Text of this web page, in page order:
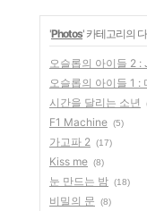
'Photos' 카테고리의
오슬롭의 아이들 2 :
오슬롭의 아이들 1 :
시간을 달리는 소년
F1 Machine (5)
가고파 2 (17)
Kiss me (8)
눈 만드는 밤 (18)
비밀의 문 (8)